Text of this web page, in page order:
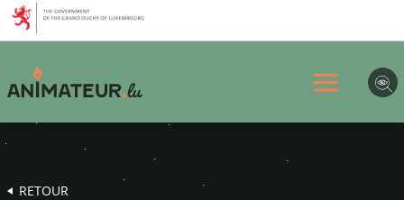
Aller
au
menu
principal
Aller
au
contenu
Aller
au
pied
page
RETOUR